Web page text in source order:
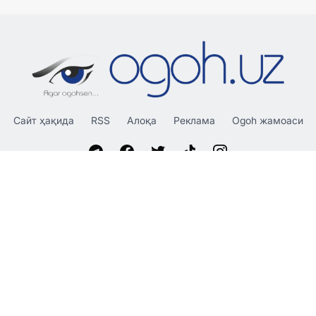
Сайт ҳақида RSS Алоқа Реклама Ogoh жамоаси